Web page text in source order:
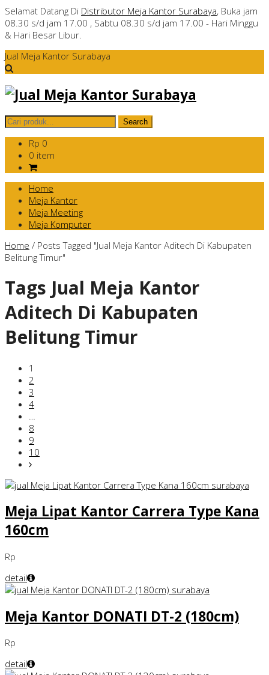
Selamat Datang Di Distributor Meja Kantor Surabaya, Buka jam
08.30 s/d jam 17.00 , Sabtu 08.30 s/d jam 17.00 - Hari Minggu
& Hari Besar Libur.
Jual Meja Kantor Surabaya
Rp 0
0 item
Home
Meja Kantor
Meja Meeting
Meja Komputer
Home / Posts Tagged "Jual Meja Kantor Aditech Di Kabupaten
Belitung Timur"
Tags Jual Meja Kantor
Aditech Di Kabupaten
Belitung Timur
1
2
3
4
8
9
10
Meja Lipat Kantor Carrera Type Kana
160cm
Rp
detail
Meja Kantor DONATI DT-2 (180cm)
Rp
detail